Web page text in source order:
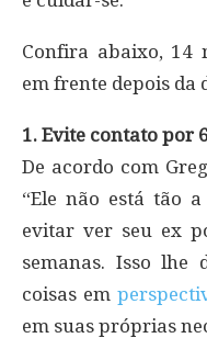
Confira abaixo, 14
em frente depois da
1. Evite contato por
De acordo com
“Ele não está tão
evitar ver seu ex
semanas. Isso lhe
coisas em
em suas próprias